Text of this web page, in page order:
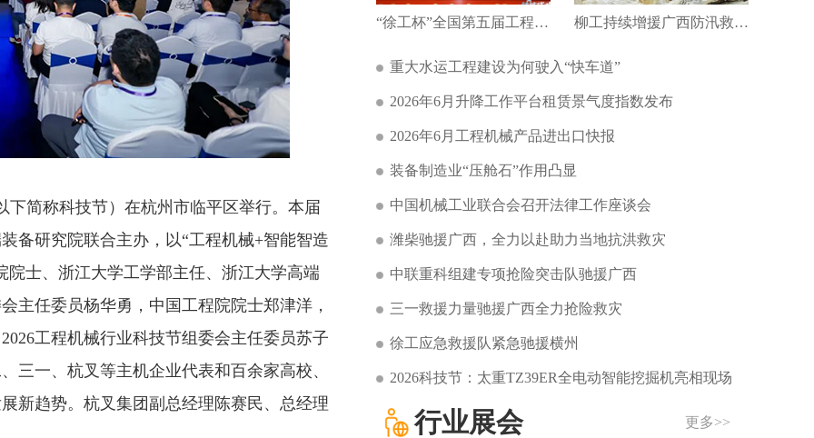
简称科技节）在杭州市临平区举行。本届
备研究院联合主办，以“工程机械+智能智造
院士、浙江大学工学部主任、浙江大学高端
主任委员杨华勇，中国工程院院士郑津洋，
工程机械行业科技节组委会主任委员苏子
三一、杭叉等主机企业代表和百余家高校、
新趋势。杭叉集团副总经理陈赛民、总经理
“徐工杯”全国第五届工程机械维修工职业技能竞赛暨“一带一路”机械行业技能大赛圆满落幕 柳工持续增援广西防汛救灾及灾后重建
重大水运工程建设为何驶入“快车道”
2026年6月升降工作平台租赁景气度指数发布
2026年6月工程机械产品进出口快报
装备制造业“压舱石”作用凸显
中国机械工业联合会召开法律工作座谈会
潍柴驰援广西，全力以赴助力当地抗洪救灾
中联重科组建专项抢险突击队驰援广西
三一救援力量驰援广西全力抢险救灾
徐工应急救援队紧急驰援横州
2026科技节：太重TZ39ER全电动智能挖掘机亮相现场
行业展会 更多>>